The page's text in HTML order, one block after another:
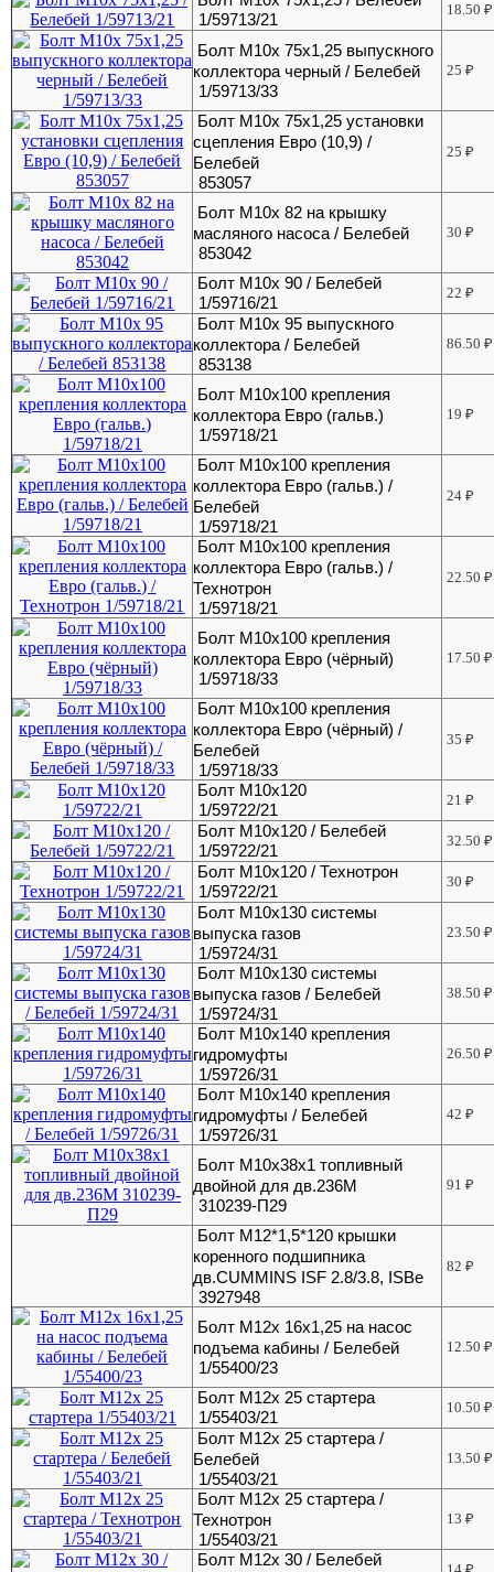
1/59713/21
18.50₽
Болт М10х 75х1,25 выпускного
коллектора черный / Белебей
1/59713/33
25₽
Болт М10х 75х1,25 установки
сцепления Евро (10,9) /
Белебей
853057
25₽
Болт М10х 82 на крышку
масляного насоса / Белебей
853042
30₽
Болт М10х 90 / Белебей
1/59716/21
22₽
Болт М10х 95 выпускного
коллектора / Белебей
853138
86.50₽
Болт М10х100 крепления
коллектора Евро (гальв.)
1/59718/21
19₽
Болт М10х100 крепления
коллектора Евро (гальв.) /
Белебей
1/59718/21
24₽
Болт М10х100 крепления
коллектора Евро (гальв.) /
Технотрон
1/59718/21
22.50₽
Болт М10х100 крепления
коллектора Евро (чёрный)
1/59718/33
17.50₽
Болт М10х100 крепления
коллектора Евро (чёрный) /
Белебей
1/59718/33
35₽
Болт М10х120
1/59722/21
21₽
Болт М10х120 / Белебей
1/59722/21
32.50₽
Болт М10х120 / Технотрон
1/59722/21
30₽
Болт М10х130 системы
выпуска газов
1/59724/31
23.50₽
Болт М10х130 системы
выпуска газов / Белебей
1/59724/31
38.50₽
Болт М10х140 крепления
гидромуфты
1/59726/31
26.50₽
Болт М10х140 крепления
гидромуфты / Белебей
1/59726/31
42₽
Болт М10х38х1 топливный
двойной для дв.236М
310239-П29
91₽
Болт М12*1,5*120 крышки
коренного подшипника
дв.CUMMINS ISF 2.8/3.8, ISBe
3927948
82₽
Болт М12х 16х1,25 на насос
подъема кабины / Белебей
1/55400/23
12.50₽
Болт М12х 25 стартера
1/55403/21
10.50₽
Болт М12х 25 стартера /
Белебей
1/55403/21
13.50₽
Болт М12х 25 стартера /
Технотрон
1/55403/21
13₽
Болт М12х 30 / Белебей